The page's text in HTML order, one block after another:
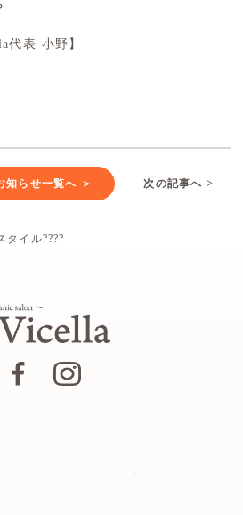
代表 小野】
知らせ一覧へ ＞ 次の記事へ >
タイル????